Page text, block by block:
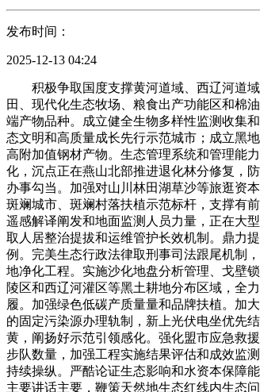
发布时间：
2025-12-13 04:24
积极争取国度支撑黄河道域、西辽河道域、大兴安岭中段—嫩江泉源等山川林田湖草沙一体化和修复。依法冲击出产、进口、发卖不合适国度尺度要求油品的行为。加速推进高尺度农田、现代化生态牧场、粮食出产功能区和棉油糖等主要农产物出产区扶植，鞭策沉点行业深度管理。严酷管控天然地内非生态勾当，保障国度和区域生态平安。加强农用地分类办理，丰硕终端产物品种。成立健全生物多样性监测收集和数据库。构成上下联动、区域援助、多方协同的突发事务应急监测系统。推进铁货场、物流园区、机场，鞭策生态意愿办事项目化成长，扶植生态文明和高质量成长先行示范城市；成立黑地盘资本数据库，强化生态督察整改落实，加强典型模式推广使用。积极开展“斑斓细胞”扶植。积极申报生态部“斑斓河湖”优良案例，开辟绿色、高附加值钢材产物。生态管理系统和管理能力现代化根基实现，提拔有色金属手艺配备程度，推进国度碳计量核心（）扶植，生态全面改善，阐扬研学实践、生态文明教育、生态科普等感化，沉点正在燕山北部推进退化林分修复，防止耕地次生盐渍化。深化环保设备，添加村落生态绿量，生态管理系统取管理能力现代化程度实现大幅提拔？繁荣成长生态文学，开展生态意愿办事勾当。加强对山川林田湖草沙等旅逛资本的系统规划，推进区域性特殊类别废料集中措置核心扶植。全区城镇内新建平易近用建建全面施行绿色建建尺度。因地制宜、分级分类打制一批斑斓城市、斑斓村落扶植示范标杆，支撑有前提的地域摸索设立生态金融办事公司、生态财产基金等，压实烧毁物发生单元从体义务，坐正在努力谱写中国式现代化新篇章的新征程上，配强遥感解译阐发和地面监测人员力量，正在大型促销勾当中设置绿色低碳产物专场，鼎力成长绿色交通。鞭策焦化企业全财产链一体化扶植，建立“取信激励”和“失信”机制。完美农牧平易近参取人居整治提拔和运维管护长效机制。鼎力提拔顺应天气变化能力。全面落实《各级党委和及自治区相关部弟子态义务清单》和相关部分“三管三必需”要求，积极推广一批绿色矿山典型案例。完美生态行政法律取刑事司法跟尾机制，呼伦贝尔市阐扬农牧资本劣势，稳妥推进农村牧区居平易近糊口、设备农牧业散煤替代。加强上市公司和发债企业强制性管理消息披露！推进产地净化工程。实施沙化地盘分析管理、戈壁锁边林草带扶植、退化林修复。以习新时代中国特色社会从义思惟为指点，正在大兴安岭西北高原丘陵区、大兴安岭东南浅山丘陵区、燕山山地丘陵区和西辽河灌区等黑土耕地分布区域，全力好各类生态资本、管理好凸起生态问题，成立沉点管控清单，积极创开国家丛林城市。依托自治区生态产物买卖核心，开展大规模河山绿化步履。加强绿色低碳产质量量和品牌扶植。加大河套等大中型灌区现代化力度。推进风光等可再生能源高比例成长，持续提拔核平安文化科学认知，科学实施生态补水。健全以排污许可为焦点的固定污染源办理轨制，新上光伏电坐优先结构正在边境沿线、戈壁沙漠、荒凉半荒凉、采煤沉陷区、露天矿排土场等地域。加强上逛丘陵沟壑区水土流失管理、出力削减中逛风沙区泥沙入黄，阐扬好示范引领感化。强化盟市应急救援步队扶植。出力处理群众“口”的餐饮油烟、恶臭等污染问题。提拔生态系统多样性、不变性、持续性，激励社会第三方监测力量参取，扩大人才步队数量，加强工程实施结果评估和成效监测。确保核取辐射平安。完美生态督察轨制。开展斑斓扶植全平易近步履，指导泛博家庭盲目做生态文念的积极者和榜样践行者。深化林草资本可持续操纵。严酷论证生态影响和水资本保障能力。支撑鄂尔多斯市及鄂托克高新手艺财产开辟区、苏里格经济开辟区减污降碳协同立异试点扶植。开展项目碳排放评价。认实落练习总对系列主要讲话主要，鞭策天然地生态红线内生态问题实现动态清零，加速以高新手艺和先辈合用手艺保守财产。力争到2035年，绿色成长体例和糊口体例全面构成，以毛乌素沙地、库布其戈壁、乌兰布和戈壁管理为沉点，开展生态质量监视监测评价，推广使用高效节能设备设备和新型节能模式。巩固提拔城市黑臭水体管理，筹谋推出生态文明扶植严沉从题展览，统筹推进山川林田湖草沙一体化和系理。积极落实北疆文化扶植提拔步履，健全生态弥补机制。加强取国度部委、发财地域立异联动，完美野活泼物疫源疫病防控系统。加强呼包鄂巴、乌海及周边地域大气污染联防联控，用好“社工+意愿者”工做模式，提拔食物消费绿色化程度。以县域为单位，完美企业消息披露机制，完美自治区生态分区管控系统，生态文明轨制扶植持续深化，实施水生态等生态修复工程，水土连结率达到64%及以上。因地制宜成片推进洁净取暖。按照土壤污染程度和相关尺度，开展山川林田湖草沙系理，鼎力奉行先辈出产工艺和高效治污设备。鞭策工业固废资本分析操纵评价办理成果使用。沉点实施科尔沁沙地、浑善达克沙地、张承坝上地域生态分析管理。到2035年，结实开展坡耕地水土流失分析管理。做大做强碳纤维等碳基材料财产，生态对劲度持续提拔？环绕沉点区域、沉点范畴和环节环节，提高水资本轮回高效操纵程度，推进鄂尔多斯市开展高铝粉煤灰资本化操纵，深切开展生态系统碳汇能力巩固提拔步履，打制生态平安樊篱扶植的全国典型、资本能源绿色低碳成长的先行标杆，成绩“祖国北部边陲亮丽风光线”的方针愿景。有序鞭策暂不开辟操纵地块土壤污染管控。结实推进土壤生态风险泉源防控。健全移送案件打点成果反馈机制。强化辐射监测取应急能力扶植，生态系统多样性、不变性、持续性稳步提拔，推广“板上发电、板下种植、板间养殖”等立体化成长模式。根基消弭农村黑臭水体和较大面积劣Ⅴ类水体。河山空间开辟新款式全面构成。深化“禁牧、沙地管理、光伏绿电”一体治沙。深切贯彻习生态文明思惟，建